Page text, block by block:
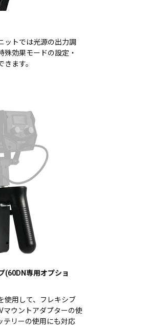
ットでは光源の出力調
殊効果モードの設定・
ます。
(60DN専用オプショ
使用して、フレキシブ
マウントアダプターの使
テリーの使用にも対応